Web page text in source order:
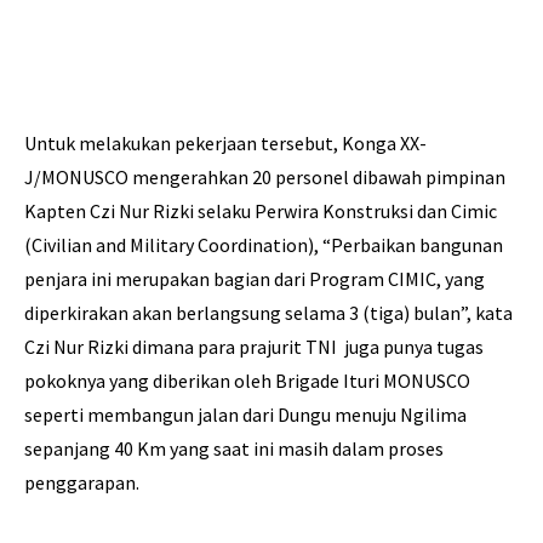
Untuk melakukan pekerjaan tersebut, Konga XX-
J/MONUSCO mengerahkan 20 personel dibawah pimpinan
Kapten Czi Nur Rizki selaku Perwira Konstruksi dan Cimic
(Civilian and Military Coordination), “Perbaikan bangunan
penjara ini merupakan bagian dari Program CIMIC, yang
diperkirakan akan berlangsung selama 3 (tiga) bulan”, kata
Czi Nur Rizki dimana para prajurit TNI juga punya tugas
pokoknya yang diberikan oleh Brigade Ituri MONUSCO
seperti membangun jalan dari Dungu menuju Ngilima
sepanjang 40 Km yang saat ini masih dalam proses
penggarapan.